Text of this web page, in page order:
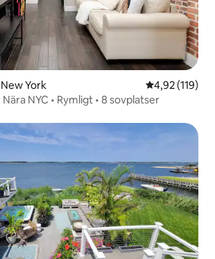
York 4,92 av 5 i
4,92 (119)
Nära NYC • Rymligt • 8 sovplatser